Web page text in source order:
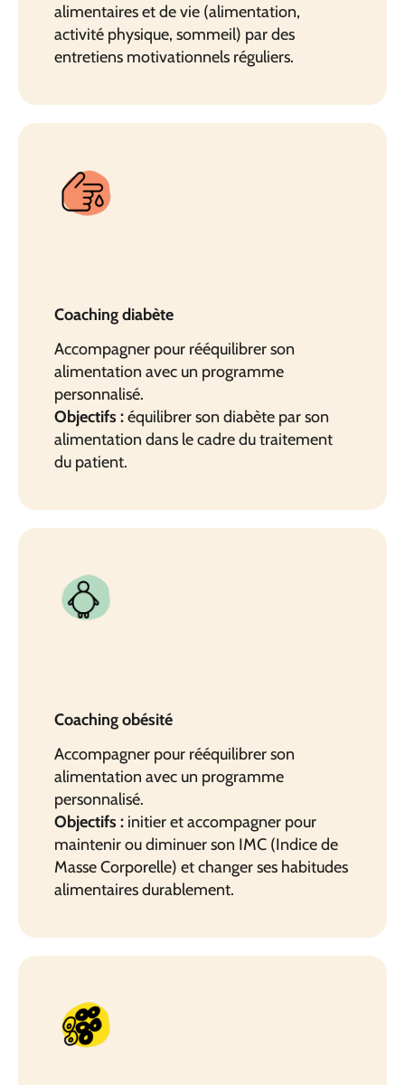
alimentaires et de vie (alimentation,
activité physique, sommeil) par des
entretiens motivationnels réguliers.
Coaching diabète
Accompagner pour rééquilibrer son
alimentation avec un programme
personnalisé.
Objectifs :équilibrer son diabète par son
alimentation dans le cadre du traitement
du patient.
Coaching obésité
Accompagner pour rééquilibrer son
alimentation avec un programme
personnalisé.
Objectifs : initier et accompagner pour
maintenir ou diminuer son IMC (Indice de
Masse Corporelle) et changer ses habitudes
alimentaires durablement.